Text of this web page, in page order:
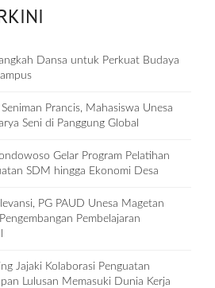
Dansa untuk Perkuat Budaya
Prancis, Mahasiswa Unesa
Seni di Panggung Global
Gelar Program Pelatihan
SDM hingga Ekonomi Desa
PG PAUD Unesa Magetan
Pembelajaran
Jajaki Kolaborasi Penguatan
Lulusan Memasuki Dunia Kerja